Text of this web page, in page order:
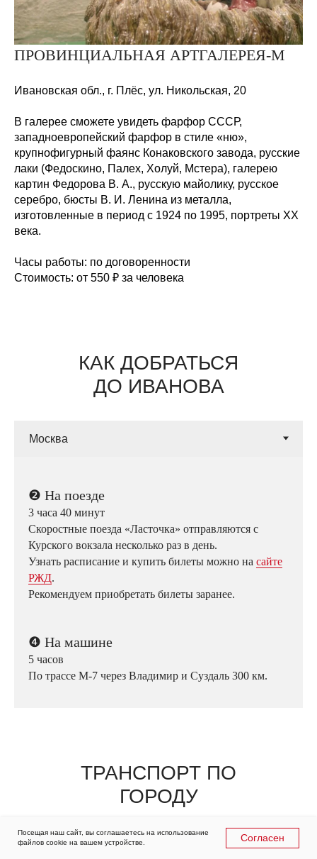
ПРОВИНЦИАЛЬНАЯ АРТГАЛЕРЕЯ-М
Ивановская обл., г. Плёс, ул. Никольская, 20
В галерее сможете увидеть фарфор СССР,
западноевропейский фарфор в стиле «ню»,
крупнофигурный фаянс Конаковского завода, русские
лаки (Федоскино, Палех, Холуй, Мстера), галерею
картин Федорова В. А., русскую майолику, русское
серебро, бюсты В. И. Ленина из металла,
изготовленные в период с 1924 по 1995, портреты XX
века.
Часы работы: по договоренности
Стоимость: от 550 ₽ за человека
КАК ДОБРАТЬСЯ
ДО ИВАНОВА
❷ На поезде
3 часа 40 минут
Скоростные поезда «Ласточка» отправляются с
Курского вокзала несколько раз в день.
Узнать расписание и купить билеты можно на сайте
РЖД.
Рекомендуем приобретать билеты заранее.
❹ На машине
5 часов
По трассе М-7 через Владимир и Суздаль 300 км.
ТРАНСПОРТ ПО
ГОРОДУ
Посещая наш сайт, вы соглашаетесь на использование
файлов cookie на вашем устройстве.
Согласен